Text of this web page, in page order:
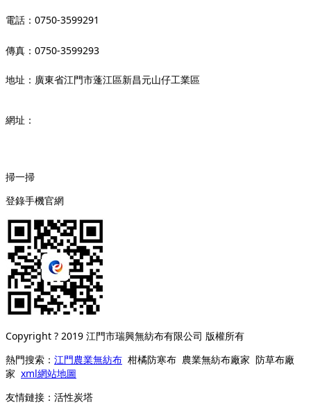
電話：0750-3599291
傳真：0750-3599293
地址：廣東省江門市蓬江區新昌元山仔工業區
網址：
掃一掃
登錄手機官網
Copyright ? 2019 江門市瑞興無紡布有限公司 版權所有
熱門搜索： 江門農業無紡布 柑橘防寒布 農業無紡布廠家 防草布廠
家 xml網站地圖
友情鏈接： 活性炭塔